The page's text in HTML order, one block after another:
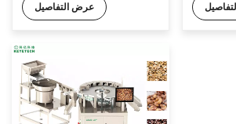
عرض التفاصيل